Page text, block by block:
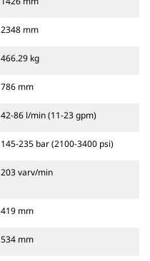
2348 mm
466.29 kg
786 mm
42-86 l/min (11-23 gpm)
145-235 bar (2100-3400 psi)
203 varv/min
419 mm
534 mm